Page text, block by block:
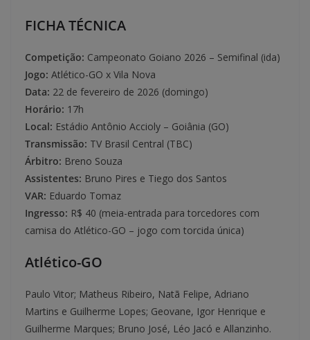
FICHA TÉCNICA
Competição: Campeonato Goiano 2026 – Semifinal (ida)
Jogo: Atlético-GO x Vila Nova
Data: 22 de fevereiro de 2026 (domingo)
Horário: 17h
Local: Estádio Antônio Accioly – Goiânia (GO)
Transmissão: TV Brasil Central (TBC)
Árbitro: Breno Souza
Assistentes: Bruno Pires e Tiego dos Santos
VAR: Eduardo Tomaz
Ingresso: R$ 40 (meia-entrada para torcedores com
camisa do Atlético-GO – jogo com torcida única)
Atlético-GO
Paulo Vitor; Matheus Ribeiro, Natã Felipe, Adriano
Martins e Guilherme Lopes; Geovane, Igor Henrique e
Guilherme Marques; Bruno José, Léo Jacó e Allanzinho.